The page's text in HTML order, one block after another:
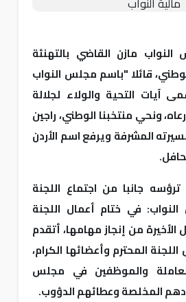
مازن القاضي بالتهنئة
قائلا "باسم مجلس النواب
آيات التحية والولاء لجلالة
ونحي منتخبنا الوطني، راجين
المشرفة ويرفع اسم الأردن
جانبا من اجتماع اللجنة
في ختام أعمال اللجنة
الأخيرة من إنجاز مهامها، أتقدم
المحترم وأعضائها الكرام،
والموظفين في مجلس
المخلصة وعطائهم الدؤوب.